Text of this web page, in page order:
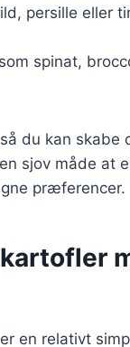
persille eller
spinat,
du kan skabe
sjov måde at
præferencer.
en relativt